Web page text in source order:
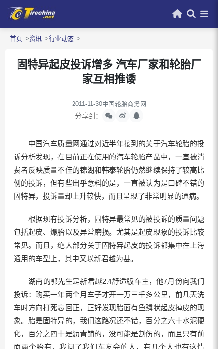
首页 资讯 行业动态
固特异起皮投诉增多 汽车厂家和轮胎厂
家互相推诿
2011-11-30中国轮胎商务网
分享到：
中国汽车质量网通过对近半年接到的关于汽车轮胎的投
诉分析发现，在目前正在使用的汽车轮胎产品中，一直被消
费者反映质量不佳的锦湖和韩泰轮胎仍然继续保持了较高比
例的投诉，但有些出乎意料的是，一直被认为是口碑不错的
固特异，投诉量却上升较快，而且呈现了非常明显的通病。
根据现有投诉分析，固特异最常见的被投诉的质量问题
包括起皮、爆胎以及异常磨损。尤其是起皮现象的投诉比较
常见。而且，绝大部分关于固特异起皮的投诉都集中在上海
通用的车型上，其中又以新君越为甚。
湖南的郭先生是新君越2.4舒适版车主，他7月份向我们
投诉：购买一年两个月车子才开一万三千多公里，前几天洗
车时方向打死忘回正，正好发现胎面有鱼鳞状起皮掉皮的现
象。胎是固特异的，我们这路况还不错，百分之六十水泥硬
化，百分之四十是沥青铺的，没可能是割伤的，而且只有前
面两个胎有。我问了我们车友会的人，有几个人也有这情